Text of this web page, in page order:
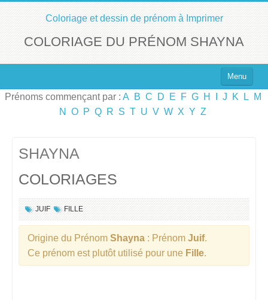
Coloriage et dessin de prénom à Imprimer
COLORIAGE DU PRÉNOM SHAYNA
Menu
Top 100 des Prénoms
Prénoms commençant par : A B C D E F G H J K L
M
N
O P Q R S T U V W X Y Z
SHAYNA
COLORIAGES
JUIF FILLE
Origine du Prénom Shayna : Prénom Juif.
Ce prénom est plutôt utilisé pour une Fille.